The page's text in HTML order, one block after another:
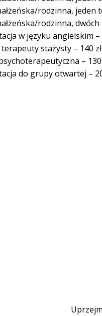
rodzinna, jeden
rodzinna,
w języku angielskim –
stażysty – 140 zł
– 130
do grupy otwartej –